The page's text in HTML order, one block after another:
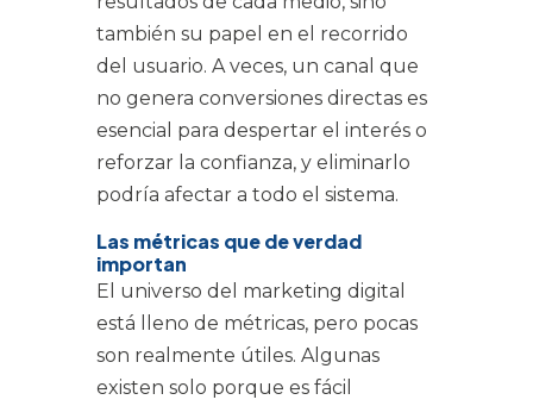
también su papel en el recorrido
del usuario. A veces, un canal que
no genera conversiones directas es
esencial para despertar el interés o
reforzar la confianza, y eliminarlo
podría afectar a todo el sistema.
Las métricas que de verdad
importan
El universo del marketing digital
está lleno de métricas, pero pocas
son realmente útiles. Algunas
existen solo porque es fácil